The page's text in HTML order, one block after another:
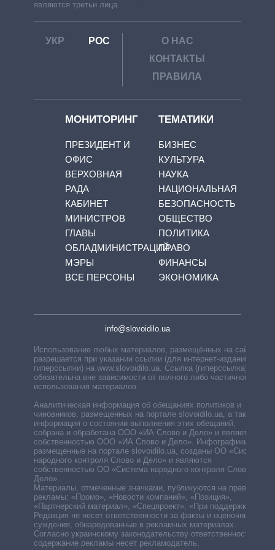
являются третьи лица.
УКР РОС
О НАС
КОНТАКТЫ
ПРАВИЛА
МОНИТОРИНГ
ПРЕЗИДЕНТ И
ОФИС
ВЕРХОВНАЯ
РАДА
КАБИНЕТ
МИНИСТРОВ
ГЛАВЫ
ОБЛАДМИНИСТРАЦИЙ
МЭРЫ
ВСЕ ПЕРСОНЫ
ТЕМАТИКИ
БИЗНЕС
КУЛЬТУРА
НАУКА
НАЦИОНАЛЬНАЯ
БЕЗОПАСНОСТЬ
ОБЩЕСТВО
ПОЛИТИКА
ПРАВО
ФИНАНСЫ
ЭКОНОМИКА
info@slovoidilo.ua
Использование любых материалов, размещённых на сайте,
разрешается при указании ссылки (для интернет-изданий —
гиперссылки) на www.slovoidilo.ua. Ссылка (гиперссылка)
обязательна вне зависимости от полного либо частичного
использования материалов.
Аналитическая информация об обещаниях политиков и
чиновников, размещенных на портале slovoidilo.ua, а также
информация о состоянии выполнения этих обещаний,
собрана и обработана ООО «ИА Слово и Дело» и является
собственностью ООО «ИА Слово и Дело». Инфографики,
размещенные на портале slovoidilo.ua, созданы ОО «Система
народного контроля Слово и Дело» и являются
собственностью ОО «Система народного контроля Слово и
Дело».
Материалы, отмеченные значками, публикуются на правах
рекламы: «Промо», «Новости компаний», «Позиция»,
«Партнерский материал», «Спецпроект», «При поддержке».
Редакция не несет ответственности за факты и оценочные
суждения, обнародованные в рекламных материалах.
Согласно украинскому законодательству ответственность за
содержание рекламы несет рекламодатель.